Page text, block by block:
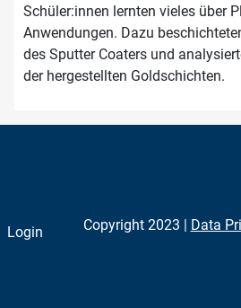
Schüler:innen lernten vieles über
Anwendungen. Dazu
des Sputter Coaters und
der hergestellten Goldschichten.
Login Copyright 2023 | Data